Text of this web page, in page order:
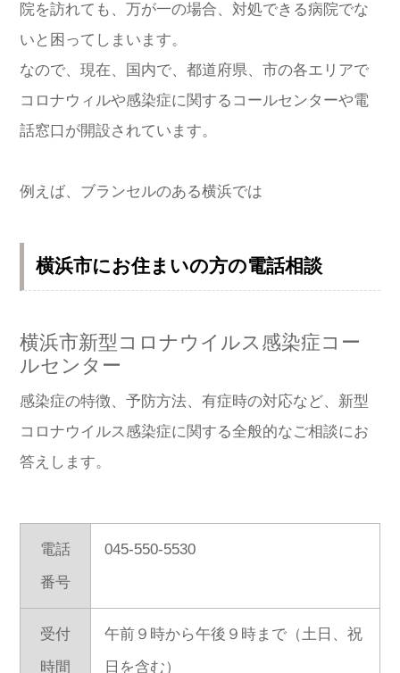
院を訪れても、万が一の場合、対処できる病院でな
いと困ってしまいます。
なので、現在、国内で、都道府県、市の各エリアで
コロナウィルや感染症に関するコールセンターや電
話窓口が開設されています。
例えば、ブランセルのある横浜では
横浜市にお住まいの方の電話相談
横浜市新型コロナウイルス感染症コー
ルセンター
感染症の特徴、予防方法、有症時の対応など、新型
コロナウイルス感染症に関する全般的なご相談にお
答えします。
電話
番号
045-550-5530
受付
時間
午前９時から午後９時まで（土日、祝
日を含む）